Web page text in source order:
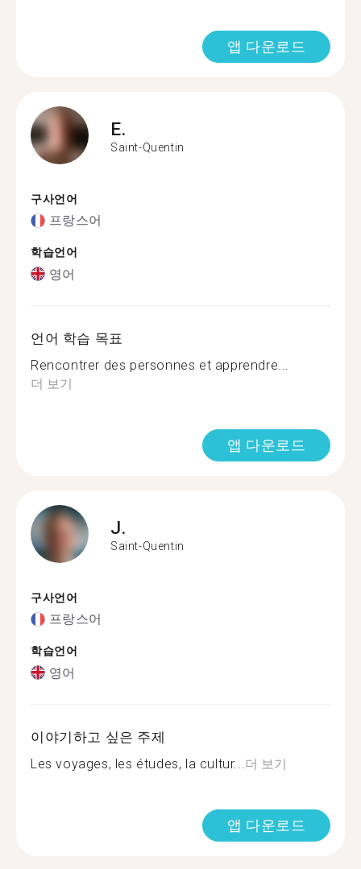
앱 다운로드
E.
Saint-Quentin
구사언어
프랑스어
학습언어
영어
언어 학습 목표
Rencontrer des personnes et apprendre...
더 보기
앱 다운로드
J.
Saint-Quentin
구사언어
프랑스어
학습언어
영어
이야기하고 싶은 주제
Les voyages, les études, la cultur... 더 보기
앱 다운로드